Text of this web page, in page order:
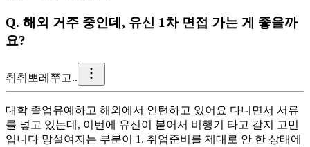
Q. 해외 거주 중인데, 유신 1차 면접 가는 게 좋을까
요?
취 취뽀레쭈고..
대학 졸업유예하고 해외에서 인턴하고 있어요 다니면서 서류
를 넣고 있는데, 이번에 유신이 붙어서 비행기 타고 갈지 고민
입니다 망설여지는 부분이 1. 취업준비를 제대로 안 한 상태에